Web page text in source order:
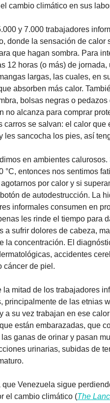
cambio climático en sus
y 7.000 trabajadores
donde la sensación de calor
que hagan sombra. Para
12 horas (o más) de
largas, las cuales, en
absorben más calor.
bolsas negras o
no alcanza para comprar
carros se salvan: el calor
les sancocha los pies, así
en ambientes
°C, entonces nos sentimos
por calor y si
de autodestrucción. La
informales consumen en
les rinde el tiempo para
a sufrir dolores de cabeza,
la concentración. El
accidentes
cáncer de piel.
mitad de los trabajadores
principalmente de las etnias
a su vez trabajan en ese
están embarazadas, que
ganas de orinar y pasan
urinarias, subidas de
Venezuela sigue
el cambio climático (The